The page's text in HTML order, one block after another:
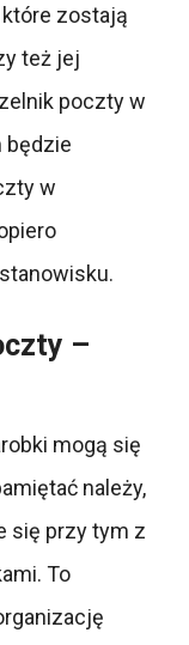
zostają
też jej
poczty w
będzie
w
–
mogą się
należy,
się przy tym z
To